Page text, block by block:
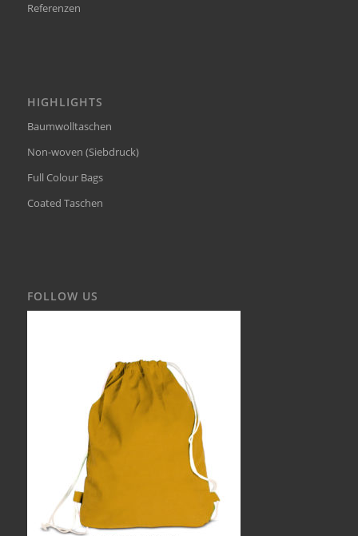
Referenzen
HIGHLIGHTS
Baumwolltaschen
Non-woven (Siebdruck)
Full Colour Bags
Coated Taschen
FOLLOW US